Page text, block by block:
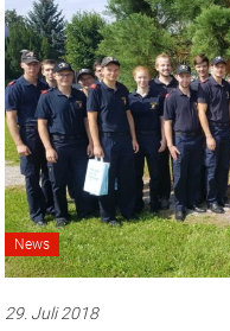
News
29. Juli 2018